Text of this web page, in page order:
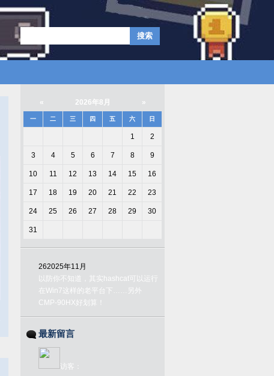
« 2026年8月 »
一 二 三 四 五 六 日
1 2
3 4 5 6 7 8 9
10 11 12 13 14 15 16
17 18 19 20 21 22 23
24 25 26 27 28 29 30
31
262025年11月
以防你不知道，其实hashcat可以运行
在Win7这样的老平台下……另外
CMP-90HX好划算！
最新留言
访客